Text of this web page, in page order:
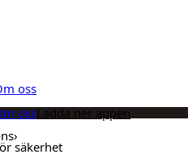
oss
ossLadda ner appen
›
säkerhet